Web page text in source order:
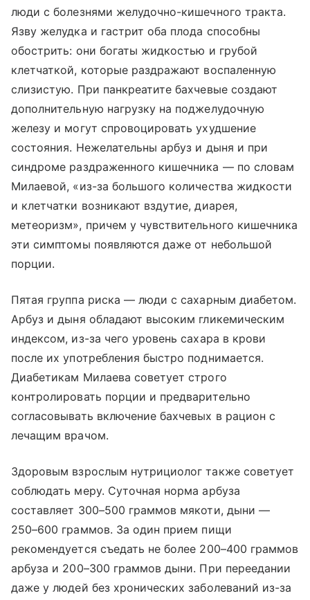
люди с болезнями желудочно-кишечного тракта.
Язву желудка и гастрит оба плода способны
обострить: они богаты жидкостью и грубой
клетчаткой, которые раздражают воспаленную
слизистую. При панкреатите бахчевые создают
дополнительную нагрузку на поджелудочную
железу и могут спровоцировать ухудшение
состояния. Нежелательны арбуз и дыня и при
синдроме раздраженного кишечника — по словам
Милаевой, «из-за большого количества жидкости
и клетчатки возникают вздутие, диарея,
метеоризм», причем у чувствительного кишечника
эти симптомы появляются даже от небольшой
порции.
Пятая группа риска — люди с сахарным диабетом.
Арбуз и дыня обладают высоким гликемическим
индексом, из-за чего уровень сахара в крови
после их употребления быстро поднимается.
Диабетикам Милаева советует строго
контролировать порции и предварительно
согласовывать включение бахчевых в рацион с
лечащим врачом.
Здоровым взрослым нутрициолог также советует
соблюдать меру. Суточная норма арбуза
составляет 300–500 граммов мякоти, дыни —
250–600 граммов. За один прием пищи
рекомендуется съедать не более 200–400 граммов
арбуза и 200–300 граммов дыни. При переедании
даже у людей без хронических заболеваний из-за